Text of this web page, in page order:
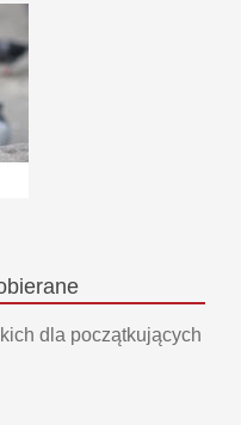
dla początkujących